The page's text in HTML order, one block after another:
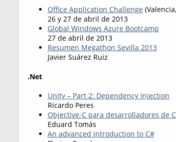
Office Application Challenge
26 y 27 de abril de 2013
Global Windows Azure Bootcamp
27 de abril de 2013
Resumen Megathon Sevilla 2013
Javier Suárez Ruiz
.Net
Unity – Part 2: Dependency Injection
Ricardo Peres
Objective-C para desarrolladores de
Eduard Tomás
An advanced introduction to C#